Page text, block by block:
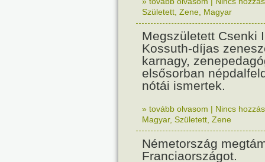
Született Zene Magyar
Megszületett Csenki
Kossuth-díjas
karnagy,
elsősorban
nótái ismertek.
» tovább olvasom | Nincs
Magyar, Született Zene
Németország
Franciaországot.